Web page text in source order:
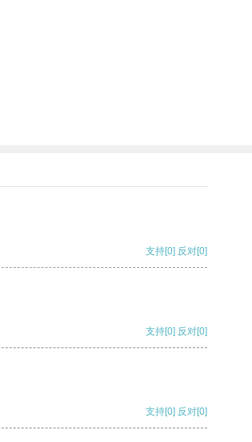
支持[0] 反对[0]
支持[0] 反对[0]
支持[0] 反对[0]